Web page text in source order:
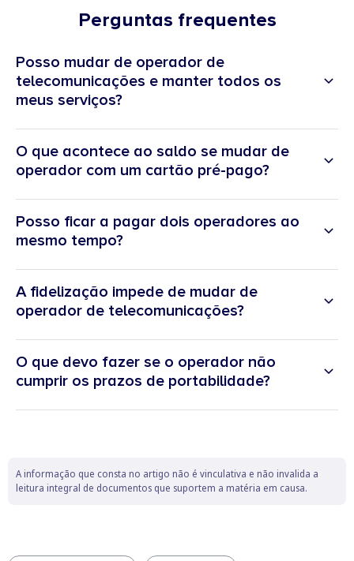
Perguntas frequentes
Posso mudar de operador de
telecomunicações e manter todos os
meus serviços?
O que acontece ao saldo se mudar de
operador com um cartão pré-pago?
Posso ficar a pagar dois operadores ao
mesmo tempo?
A fidelização impede de mudar de
operador de telecomunicações?
O que devo fazer se o operador não
cumprir os prazos de portabilidade?
A informação que consta no artigo não é vinculativa e não invalida a
leitura integral de documentos que suportem a matéria em causa.